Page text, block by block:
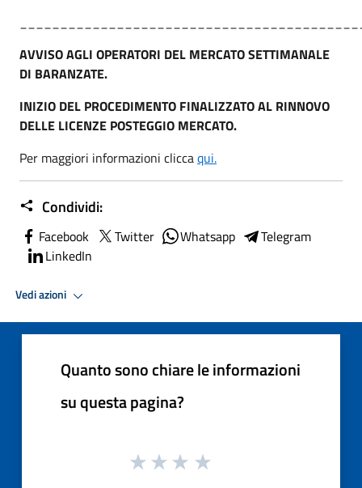
AVVISO AGLI OPERATORI DEL MERCATO SETTIMANALE
DI BARANZATE.
INIZIO DEL PROCEDIMENTO FINALIZZATO AL RINNOVO
DELLE LICENZE POSTEGGIO MERCATO.
Per maggiori informazioni cliccaqui.
Condividi:
Facebook Twitter Whatsapp
Telegram
LinkedIn
Vedi azioni
Quanto sono chiare le informazioni
su questa pagina?